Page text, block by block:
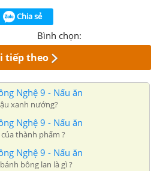
Chia sẻ
Bình chọn:
tiếp theo
Nghệ 9 - Nấu ăn
xanh nướng?
Nghệ 9 - Nấu ăn
thành phẩm ?
Nghệ 9 - Nấu ăn
bông lan là gì ?